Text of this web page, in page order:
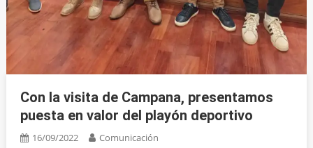
Con la visita de Campana, presentamos
puesta en valor del playón deportivo
16/09/2022 Comunicación